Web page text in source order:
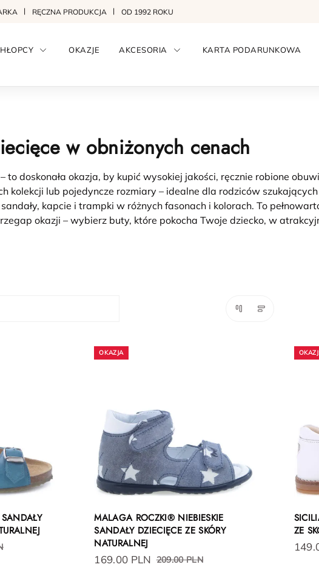
RĘCZNA PRODUKCJA OD 1992 ROKU
OKAZJE AKCESORIA KARTA PODARUNKOWA
w obniżonych cenach
– to doskonała okazja, by kupić wysokiej jakości, ręcznie robione
lub pojedyncze rozmiary – idealne dla rodziców
kapcie i trampki w różnych fasonach i kolorach. To
okazji – wybierz buty, które pokocha Twoje dziecko, w
MALAGA ROCZKI® NIEBIESKIE
SANDAŁY DZIECIĘCE ZE SKÓRY
NATURALNEJ
169.00 PLN 209.00 PLN
ZE